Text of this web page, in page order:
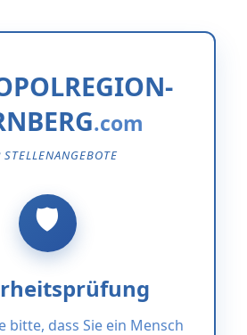
STELLENANGEBOTE
bitte, dass Sie ein Mensch